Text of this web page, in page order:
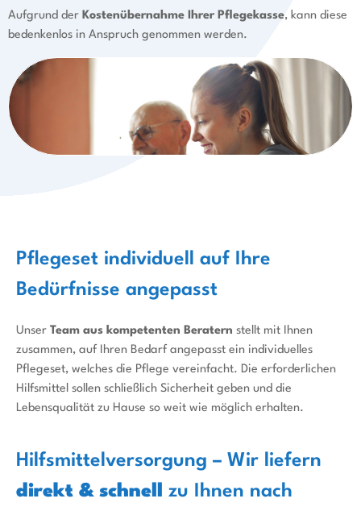
Aufgrund der Kostenübernahme Ihrer Pflegekasse, kann diese
bedenkenlos in Anspruch genommen werden.
Pflegeset individuell auf Ihre
Bedürfnisse angepasst
Unser Team aus kompetenten Beratern stellt mit Ihnen
zusammen, auf Ihren Bedarf angepasst ein individuelles
Pflegeset, welches die Pflege vereinfacht. Die erforderlichen
Hilfsmittel sollen schließlich Sicherheit geben und die
Lebensqualität zu Hause so weit wie möglich erhalten.
Hilfsmittelversorgung – Wir liefern
direkt & schnell zu Ihnen nach